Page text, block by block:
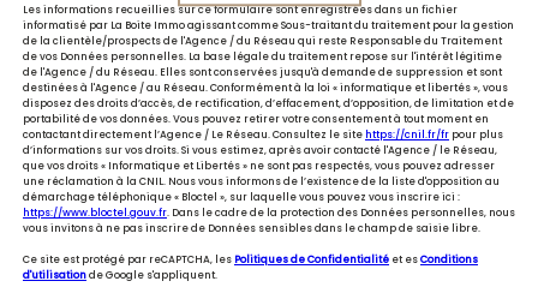
Les informations recueillies sur ce formulaire sont enregistrées dans un fichier
informatisé par La Boite Immo agissant comme Sous-traitant du traitement pour la gestion
de la clientèle/prospects de l'Agence / du Réseau qui reste Responsable du Traitement
de vos Données personnelles. La base légale du traitement repose sur l'intérêt légitime
de l'Agence / du Réseau. Elles sont conservées jusqu'à demande de suppression et sont
destinées à l'Agence / au Réseau. Conformément à la loi « informatique et libertés », vous
disposez des droits d’accès, de rectification, d’effacement, d’opposition, de limitation et de
portabilité de vos données. Vous pouvez retirer votre consentement à tout moment en
contactant directement l’Agence / Le Réseau. Consultez le site https://cnil.fr/fr pour plus
d’informations sur vos droits. Si vous estimez, après avoir contacté l'Agence / le Réseau,
que vos droits « Informatique et Libertés » ne sont pas respectés, vous pouvez adresser
une réclamation à la CNIL. Nous vous informons de l’existence de la liste d'opposition au
démarchage téléphonique « Bloctel », sur laquelle vous pouvez vous inscrire ici :
https://www.bloctel.gouv.fr. Dans le cadre de la protection des Données personnelles, nous
vous invitons à ne pas inscrire de Données sensibles dans le champ de saisie libre.
Ce site est protégé par reCAPTCHA, les Politiques de Confidentialité et esConditions
d'utilisationde Google s'appliquent.